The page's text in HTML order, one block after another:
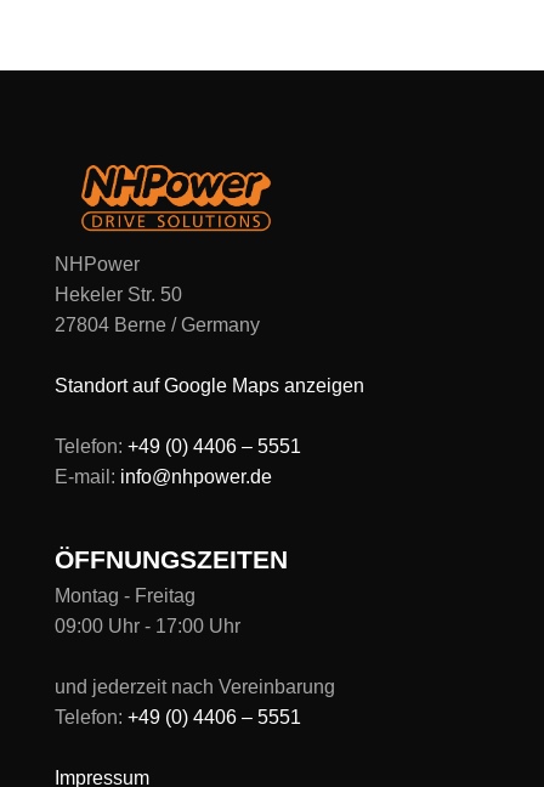
NHPower
Hekeler Str. 50
27804 Berne / Germany
Standort auf Google Maps anzeigen
Telefon: +49 (0) 4406 – 5551
E-mail: info@nhpower.de
ÖFFNUNGSZEITEN
Montag - Freitag
09:00 Uhr - 17:00 Uhr
und jederzeit nach Vereinbarung
Telefon: +49 (0) 4406 – 5551
Impressum